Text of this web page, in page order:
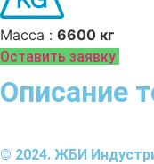
Масса : 6600 кг
Оставить заявку
Описание
© 2024. ЖБИ